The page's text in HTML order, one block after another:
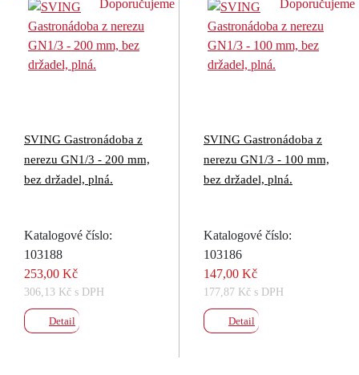
SVING Gastronádoba z
nerezu GN1/3 - 200 mm,
bez držadel, plná.
Katalogové číslo:
103188
253,00 Kč
306,13 Kč s DPH
Detail
SVING Gastronádoba z
nerezu GN1/3 - 100 mm,
bez držadel, plná.
Katalogové číslo:
103186
147,00 Kč
177,87 Kč s DPH
Detail